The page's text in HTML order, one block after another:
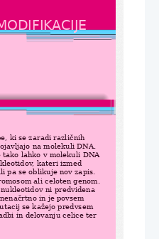
ki se zaradi različnih
na molekuli DNA.
tako lahko v molekuli DNA
kateri izmed
pa se oblikuje nov zapis.
ali celoten genom.
ni predvidena
in je povsem
se kažejo predvsem
in delovanju celice ter